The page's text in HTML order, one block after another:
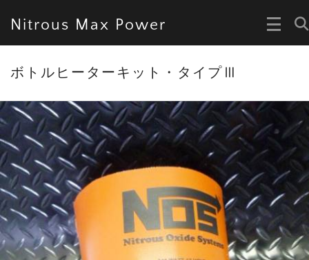
Nitrous Max Power
ボトルヒーターキット・タイプⅢ